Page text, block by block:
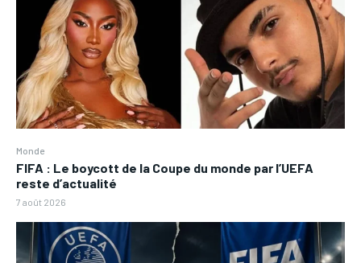
Monde
FIFA : Le boycott de la Coupe du monde par l’UEFA
reste d’actualité
7 août 2026